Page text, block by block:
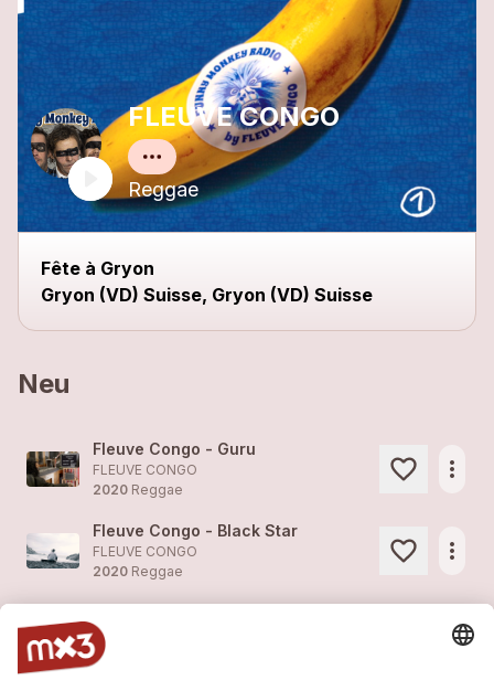
FLEUVE CONGO
Reggae
Fête à Gryon
Gryon (VD) Suisse, Gryon (VD) Suisse
Neu
Fleuve Congo - Guru
FLEUVE CONGO
2020 Reggae
more_horiz
Fleuve Congo - Black Star
FLEUVE CONGO
2020 Reggae
more_horiz
FLEUVE CONGO (feat. )
2020
more_horiz